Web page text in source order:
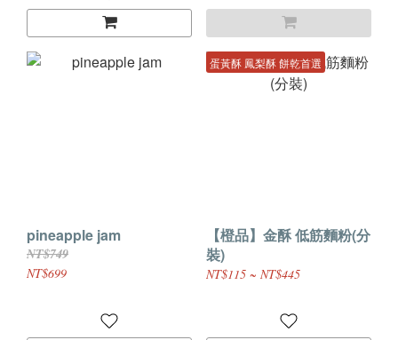
pineapple jam
NT$749
NT$699
蛋黃酥 鳳梨酥 餅乾首選
【橙品】金酥 低筋麵粉(分
裝)
NT$115 ~ NT$445